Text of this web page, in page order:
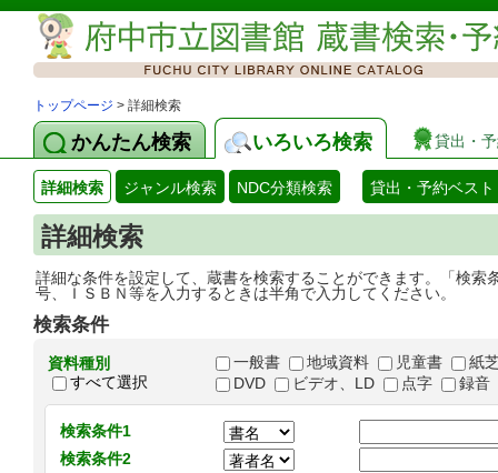
トップページ > 詳細検索
かんたん検索 いろいろ検索 貸出・
詳細検索 ジャンル検索 NDC分類検索 貸出・予約ベスト
詳細検索
詳細な条件を設定して、蔵書を検索することができます。「検
号、ＩＳＢＮ等を入力するときは半角で入力してください。
検索条件
資料種別
すべて選択
一般書 地域資料 児童書
紙
DVD
ビデオ、LD 点字 録音
検索条件1
検索条件2